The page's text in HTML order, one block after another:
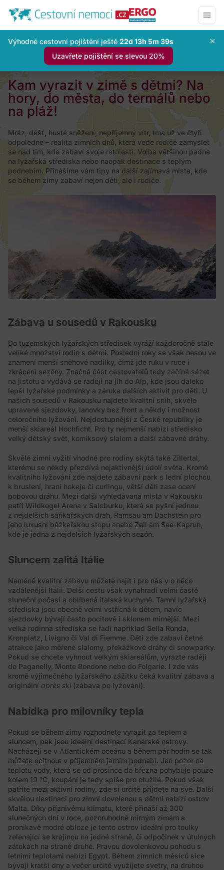
Výhodné cestovní pojištění ještě 22d 13h 5m 38s
Uzavřete pojištění se slevou 20%
Kam vyrazit v zimě s dětmi? Na
hory, do města, do termálů nebo
na pláž!
Mráz, déšť, husté sněžení, nepříjemný vítr, tma už ve čtyři
odpoledne – realita zimních dnů, která vede rodiče zamyslet
se nad tím, kde zabaví svoje ratolesti. Volba většinou padne
na lyžařská střediska nebo naopak destinace s teplým
podnebím. Přinášíme vám tipy na další zajímavá místa, kde
se během zimy zabaví nejen děti, ale i rodiče.
Zábava u sousedů v Rakousku
Do tuzemských lyžařských středisek vyráží každoročně stále
veliké množství rodin s dětmi. Poslední roky se však nesou ve
znamení menší sněhové nadílky, čímž jde ruku v ruce i
zkrácení sezóny. Značná část cestovatelů tedy začíná sázet
na jistotu a vydává se raději na jih do Alp, kde jsou daleko
lepší lyžařské podmínky a záruka dalších aktivit pro děti. U
našich sousedů v Rakousku najdete kvalitní sníh, skvěle
upravené sjezdovky, lanovky bez front a někdy i možnost
celoročního lyžování. Nejdostupnější z České republiky je
menší skiareál Hochficht. Pro ty nejmenší nabízí středisko
velký dětský svět, komiksový slalom a další zábavné dráhy.
Skvělé zimní vyžití vhodné pro rodiny skýtá také Zillertal,
kterému se někdy přezdívá nejaktivnější údolí světa. Kromě
kvalitního lyžování zde najdete zábavní park s lední plochou
k bruslení, hraní hokeje či curlingu, větší děti zase ocení
bobovou dráhu. Mezi další vyhledávaná místa v Rakousku
patří Wildkogel Arena v Salcburku, která se pyšní jednou
z nejdelších sáňkařských drah, Ramsau am Dachstein pro
jeho luxusní běžkařskou stopu anebo Zell am See-Kaprun,
kde je jedna z nejdelších lyžařských sezón.
Sluncem zalitá Itálie
Neméně kvalitní zábavu můžete najít i pro nás v o něco
vzdálenější Itálii. Delší cestu však vynahradí velmi časté
sluneční počasí a oblíbená italská kuchyně. Tamní lyžařská
střediska jsou obecně velmi vstřícná k dětem, navíc
sjezdovky bývají často pocitově i sklonem mírnější. Mezi
velká rodinná střediska se řadí například Sella Ronda,
Kronplatz, Livigno či Val di Fiemme. Děti zde zabaví četné
atrakce jako měřené slalomy, překážkové dráhy či snowparky.
Pokud se chcete vyhnout velkým skiareálům, vyrazte raději
do Paganelly, Monte Bondone nebo do Folgarie. I zde vás
kromě výjimečného lyžařského zážitku čeká kvalitní zábava a
originální après ski (zábava po lyžování).
Nabídka pro milovníky tepla
Pokud se během zimy rozhodnete vyrazit za teplem a
sluncem, pak jsou ideální destinací Kanárské ostrovy.
Nacházejí se v Atlantickém oceánu a během pár hodin se tak
můžete ocitnout v příjemném jarním podnebí. Jen pozor na
teplotu vody, která se od prosince do března pohybuje pouze
kolem 19 °C, koupání je tedy spíše pro otužilé. Pokud však
patříte mezi aktivní rodiny, zde si určitě přijdete na své. Další
skvělou destinaci pro zimní dovolenou s dětmi nabízí ostrov
Malta. Díky příznivému klimatu, které přináší až 300
slunečných dní v roce, pozoruhodně mírným zimám a
pronikavě modré obloze je tento ostrov ideální pro toulky
zelenající se krajinou na jedné straně, či odpočinek v útulných
zátokách na straně druhé. Pravou dovolenkovou pohodu s
letními teplotami nabízí Egypt. Během zimních měsíců sice
bývají kratší dny a večer určitě využijete svetry, na druhou